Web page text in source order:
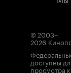
© 2003–
2026
доступны
просмотра